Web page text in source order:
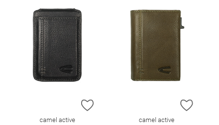
ZUR WUNSCHLISTE HINZUFÜGEN
camel active
ZUR
camel active